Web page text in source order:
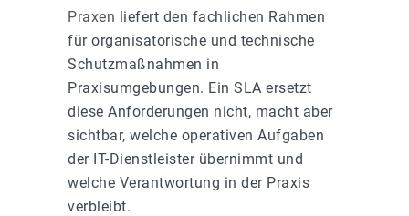
Praxen liefert den fachlichen Rahmen
für organisatorische und technische
Schutzmaßnahmen in
Praxisumgebungen. Ein SLA ersetzt
diese Anforderungen nicht, macht aber
sichtbar, welche operativen Aufgaben
der IT-Dienstleister übernimmt und
welche Verantwortung in der Praxis
verbleibt.